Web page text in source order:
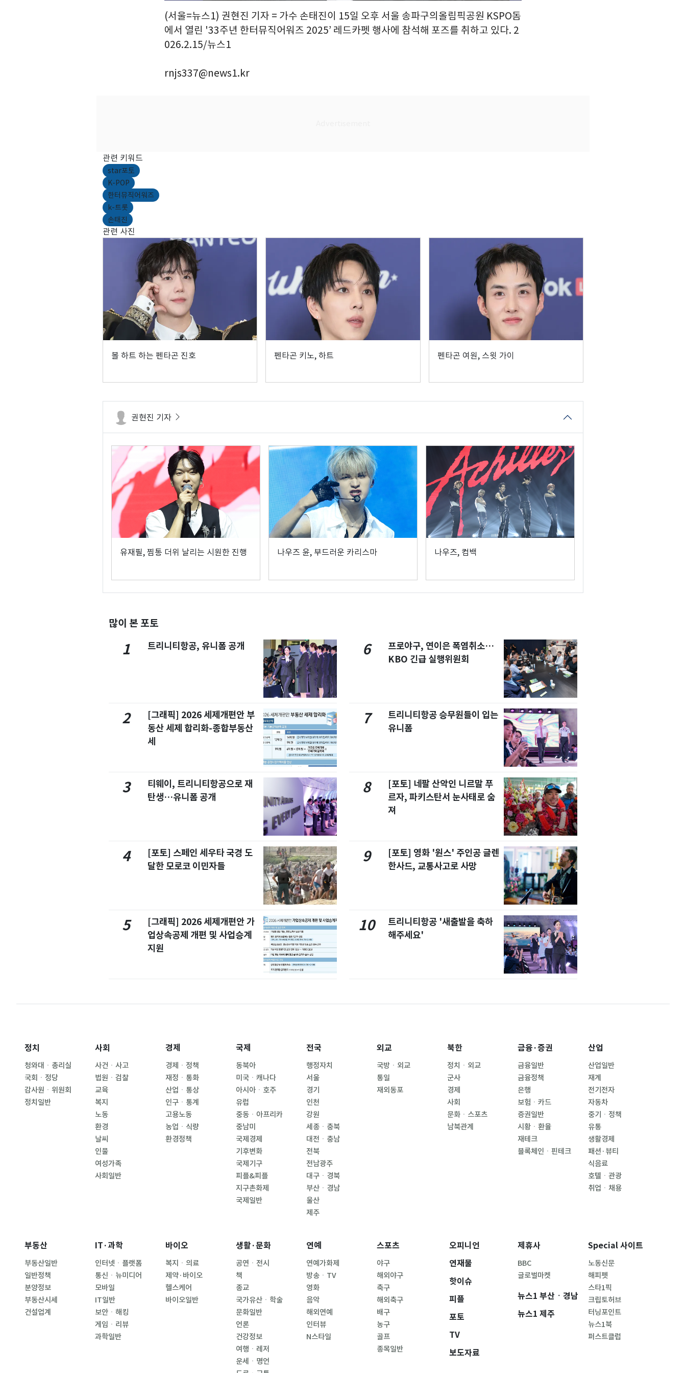
(서울=뉴스1) 권현진 기자 = 가수 손태진이 15일 오후 서울 송파구의올림픽공원 KSPO돔
에서 열린 '33주년 한터뮤직어워즈 2025’ 레드카펫 행사에 참석해 포즈를 취하고 있다. 2
026.2.15/뉴스1
rnjs337@news1.kr
관련 키워드
star포토
K-POP
한터뮤직어워즈
k-트롯
손태진
관련 사진
볼 하트 하는 펜타곤 진호 펜타곤 키노, 하트 펜타곤 여원, 스윗 가이
권현진 기자
유재필, 찜통 더위 날리는 시원한 진행 나우즈 윤, 부드러운 카리스마 나우즈, 컴백
많이 본 포토
1 트리니티항공, 유니폼 공개
2
[그래픽] 2026 세제개편안 부
동산 세제 합리화-종합부동산
세
3
티웨이, 트리니티항공으로 재
탄생…유니폼 공개
4
[포토] 스페인 세우타 국경 도
달한 모로코 이민자들
5
[그래픽] 2026 세제개편안 가
업상속공제 개편 및 사업승계
지원
6
프로야구, 연이은 폭염취소…
KBO 긴급 실행위원회
7
트리니티항공 승무원들이 입는
유니폼
8
[포토] 네팔 산악인 니르말 푸
르자, 파키스탄서 눈사태로 숨
져
9
[포토] 영화 '원스' 주인공 글렌
한사드, 교통사고로 사망
10
트리니티항공 '새출발을 축하
해주세요'
정치
청와대ㆍ총리실
국회ㆍ정당
감사원ㆍ위원회
정치일반
사회
사건ㆍ사고
법원ㆍ검찰
교육
복지
노동
환경
날씨
인물
여성가족
사회일반
경제
경제ㆍ정책
재정ㆍ통화
산업ㆍ통상
인구ㆍ통계
고용노동
농업ㆍ식량
환경정책
국제
동북아
미국ㆍ캐나다
아시아ㆍ호주
유럽
중동ㆍ아프리카
중남미
국제경제
기후변화
국제기구
피플&피플
지구촌화제
국제일반
전국
행정자치
서울
경기
인천
강원
세종ㆍ충북
대전ㆍ충남
전북
전남광주
대구ㆍ경북
부산ㆍ경남
울산
제주
외교
국방ㆍ외교
통일
재외동포
북한
정치ㆍ외교
군사
경제
사회
문화ㆍ스포츠
남북관계
금융·증권
금융일반
금융정책
은행
보험ㆍ카드
증권일반
시황ㆍ환율
재테크
블록체인ㆍ핀테크
산업
산업일반
재계
전기전자
자동차
중기ㆍ정책
유통
생활경제
패션·뷰티
식음료
호텔ㆍ관광
취업ㆍ채용
부동산
부동산일반
일반정책
분양정보
부동산시세
건설업계
IT·과학
인터넷ㆍ플랫폼
통신ㆍ뉴미디어
모바일
IT일반
보안ㆍ해킹
게임ㆍ리뷰
과학일반
바이오
복지ㆍ의료
제약·바이오
헬스케어
바이오일반
생활·문화
공연ㆍ전시
책
종교
국가유산ㆍ학술
문화일반
언론
건강정보
여행ㆍ레저
운세ㆍ명언
연예
연예가화제
방송ㆍTV
영화
음악
해외연예
인터뷰
N스타일
스포츠
야구
해외야구
축구
해외축구
배구
농구
골프
종목일반
오피니언
연재물
핫이슈
피플
포토
TV
보도자료
제휴사
BBC
글로벌마켓
뉴스1 부산ㆍ경남
뉴스1 제주
Special 사이트
노동신문
해피펫
스타1픽
크립토허브
터닝포인트
뉴스1북
퍼스트클럽